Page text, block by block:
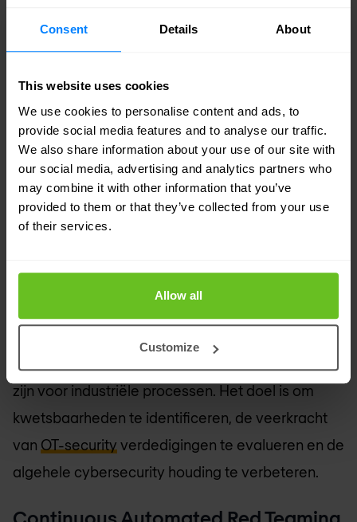
Consent Details About
This website uses cookies
We use cookies to personalise content and ads, to
provide social media features and to analyse our traffic.
We also share information about your use of our site with
our social media, advertising and analytics partners who
may combine it with other information that you’ve
provided to them or that they’ve collected from your use
of their services.
Allow all
Customize
als energie, productie en nutsbedrijven, hebben te
afhankelijkheid van industriële
besturingssystemen.
Bij OT red teaming gaat de aandacht verder dan
traditionele cybersecurity beoordelingen. Het
zijn voor industriële processen. Het doel is om
kwetsbaarheden te identificeren, de veerkracht
van OT-security verdedigingen te evalueren en de
algehele cybersecurity houding te verbeteren.